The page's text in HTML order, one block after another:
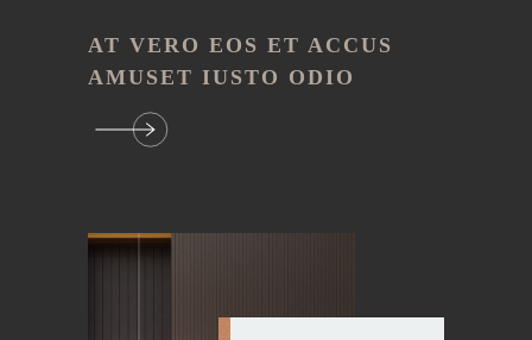
AT VERO EOS ET ACCUS
AMUSET IUSTO ODIO